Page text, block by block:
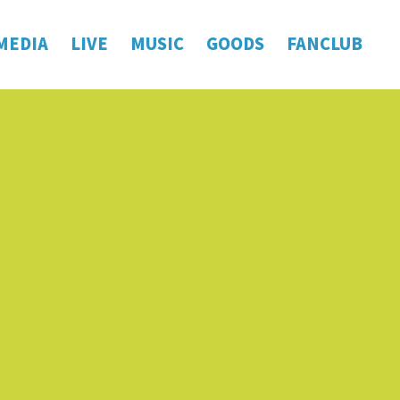
LIVE MUSIC GOODS FANCLUB